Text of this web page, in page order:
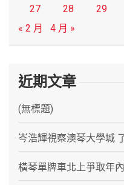
27
28 29
« 2 月
4 月 »
近期文章
(無標題)
岑浩輝視察澳琴大學城
橫琴單牌車北上爭取年